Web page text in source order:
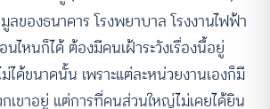
ลของธนาคาร โรงพยาบาล โรงงานไฟฟ้า
ไหนก็ได้ ต้องมีคนเฝ้าระวังเรื่องนี้อยู่
ได้ขนาดนั้น เพราะแต่ละหน่วยงานเองก็มี
เขาอยู่ แต่การที่คนส่วนใหญ่ไม่เคยได้ยิน